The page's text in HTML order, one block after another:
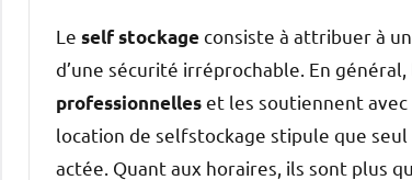
Le self stockageconsiste à attribuer à
d’une sécurité irréprochable. En
professionnelleset les soutiennent avec
location de selfstockage stipule que seul
actée. Quant aux horaires, ils sont plus